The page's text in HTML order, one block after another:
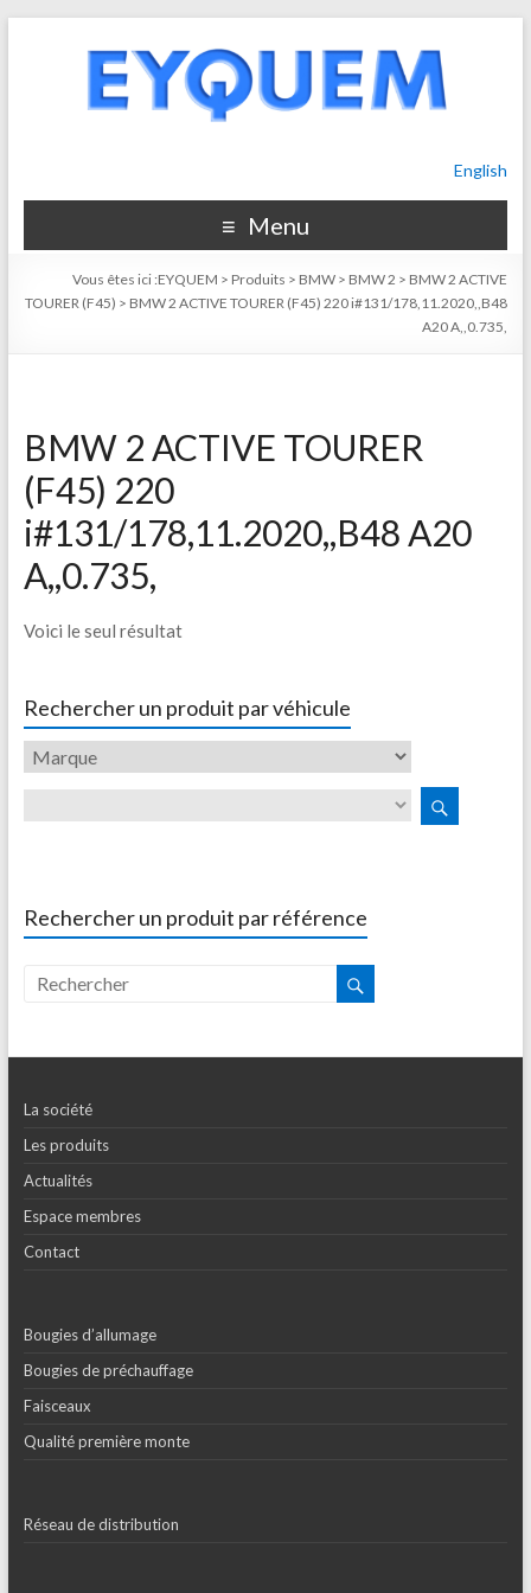
English
Menu
Vous êtes ici :EYQUEM > Produits > BMW > BMW 2 > BMW 2 ACTIVE
TOURER (F45) > BMW 2 ACTIVE TOURER (F45) 220 i#131/178,11.2020,,B48
A20 A,,0.735,
BMW 2 ACTIVE TOURER
(F45) 220
i#131/178,11.2020,,B48 A20
A,,0.735,
Voici le seul résultat
Rechercher un produit par véhicule
Rechercher un produit par référence
La société
Les produits
Actualités
Espace membres
Contact
Bougies d’allumage
Bougies de préchauffage
Faisceaux
Qualité première monte
Réseau de distribution